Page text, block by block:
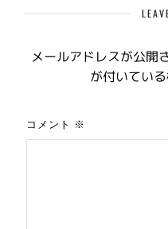
メールアドレスが公開
が付いてい
コメント ※